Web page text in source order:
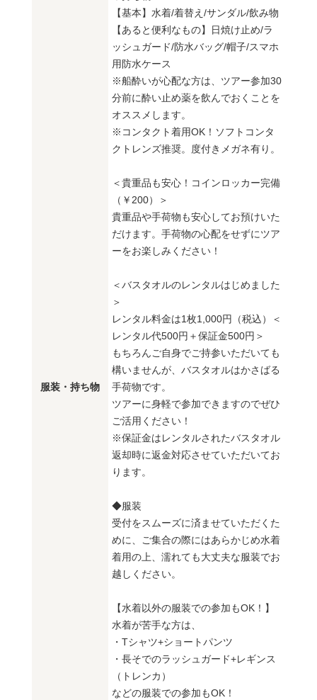
服装・持ち物
【基本】水着/着替え/サンダル/飲み物
【あると便利なもの】日焼け止め/ラ
ッシュガード/防水バッグ/帽子/スマホ
用防水ケース
※船酔いが心配な方は、ツアー参加30
分前に酔い止め薬を飲んでおくことを
オススメします。
※コンタクト着用OK！ソフトコンタ
クトレンズ推奨。度付きメガネ有り。
＜貴重品も安心！コインロッカー完備
（￥200）＞
貴重品や手荷物も安心してお預けいた
だけます。手荷物の心配をせずにツア
ーをお楽しみください！
＜バスタオルのレンタルはじめました
＞
レンタル料金は1枚1,000円（税込）＜
レンタル代500円＋保証金500円＞
もちろんご自身でご持参いただいても
構いませんが、バスタオルはかさばる
手荷物です。
ツアーに身軽で参加できますのでぜひ
ご活用ください！
※保証金はレンタルされたバスタオル
返却時に返金対応させていただいてお
ります。
◆服装
受付をスムーズに済ませていただくた
めに、ご集合の際にはあらかじめ水着
着用の上、濡れても大丈夫な服装でお
越しください。
【水着以外の服装での参加もOK！】
水着が苦手な方は、
・Tシャツ+ショートパンツ
・長そでのラッシュガード+レギンス
（トレンカ）
などの服装での参加もOK！